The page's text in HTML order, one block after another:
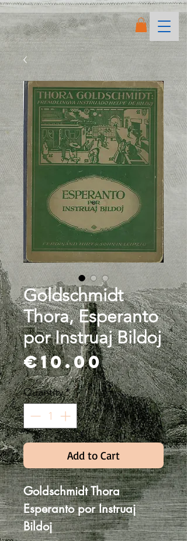
Goldschmidt
Thora, Esperanto
por Instruaj Bildoj
€10.00Price
Quantity*
Add to Cart
Goldschmidt Thora
Esperanto por Instruaj
Bildoj